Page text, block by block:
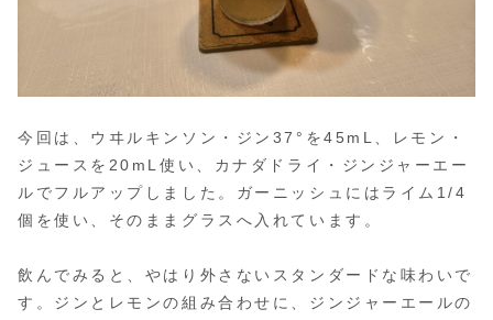
今回は、ウヰルキンソン・ジン37°を45mL、レモン・
ジュースを20mL使い、カナダドライ・ジンジャーエー
ルでフルアップしました。ガーニッシュにはライム1/4
個を使い、そのままグラスへ入れています。
飲んでみると、やはり外さないスタンダードな味わいで
す。ジンとレモンの組み合わせに、ジンジャーエールの